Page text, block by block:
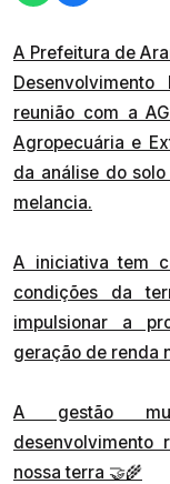
A Prefeitura de
Desenvolvimento
reunião com a
Agropecuária e
da análise do
melancia.
A iniciativa tem
condições da
impulsionar a
geração de renda
A gestão
desenvolvimento
nossa terra 🤝🌾